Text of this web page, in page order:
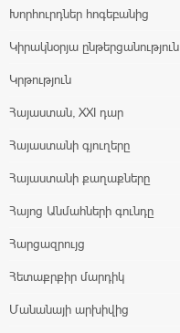
Խորհուրդներ հոգեբանից
Կիրակնօրյա ընթերցանություն
Կրթություն
Հայաստան, XXI դար
Հայաստանի գյուղերը
Հայաստանի քաղաքները
Հայոց Անմահների գունդը
Հարցազրույց
Հետաքրքիր մարդիկ
Մանանայի արխիվից